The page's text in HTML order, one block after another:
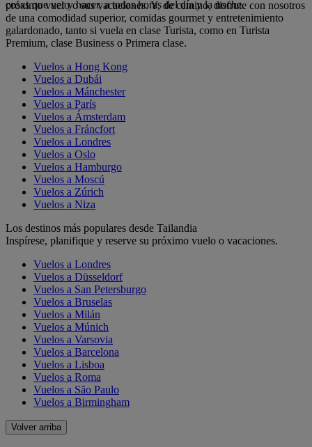
cosas que ver y hacer, a todas horas del día y la noche.
próximo vuelo o sus vacaciones. Y, de camino, disfrute con nosotros
de una comodidad superior, comidas gourmet y entretenimiento
galardonado, tanto si vuela en clase Turista, como en Turista
Premium, clase Business o Primera clase.
Vuelos a Hong Kong
Vuelos a Dubái
Vuelos a Mánchester
Vuelos a París
Vuelos a Ámsterdam
Vuelos a Fráncfort
Vuelos a Londres
Vuelos a Oslo
Vuelos a Hamburgo
Vuelos a Moscú
Vuelos a Zúrich
Vuelos a Niza
Los destinos más populares desde Tailandia
Inspírese, planifique y reserve su próximo vuelo o vacaciones.
Vuelos a Londres
Vuelos a Düsseldorf
Vuelos a San Petersburgo
Vuelos a Bruselas
Vuelos a Milán
Vuelos a Múnich
Vuelos a Varsovia
Vuelos a Barcelona
Vuelos a Lisboa
Vuelos a Roma
Vuelos a São Paulo
Vuelos a Birmingham
Volver arriba